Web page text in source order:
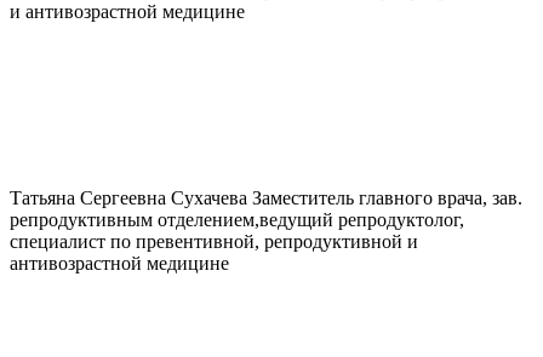
и антивозрастной медицине
Татьяна Сергеевна Сухачева Заместитель главного врача, зав.
репродуктивным отделением,ведущий репродуктолог,
специалист по превентивной, репродуктивной и
антивозрастной медицине